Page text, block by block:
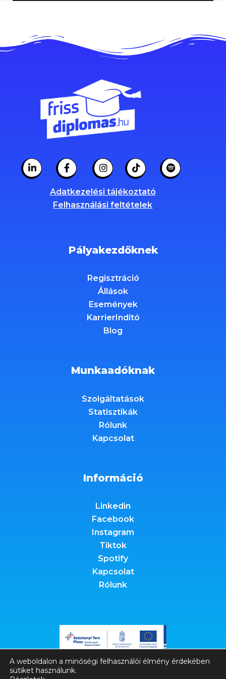
Adatkezelési tájékoztató
Felhasználási feltételek
Pályakezdőknek
Regisztráció
Állások
Események
KarrierIndító
Blog
Munkaadóknak
Szolgáltatások
Statisztikák
Rólunk
Kapcsolat
Információ
Linkedin
Facebook
Instagram
Tiktok
Spotify
Kapcsolat
Rólunk
A weboldalon a minőségi felhasználói élmény érdekében
sütiket használunk.